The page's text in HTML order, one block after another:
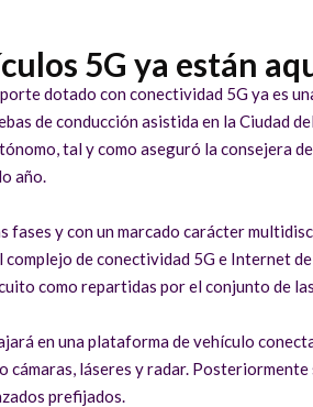
5G ya están
dotado con conectividad 5G ya es
de conducción asistida en la
tal y como aseguró la consejera
año.
fases y con un marcado carácter
de conectividad 5G e Internet
como repartidas por el conjunto de
en una plataforma de vehículo
cámaras, láseres y radar.
prefijados.